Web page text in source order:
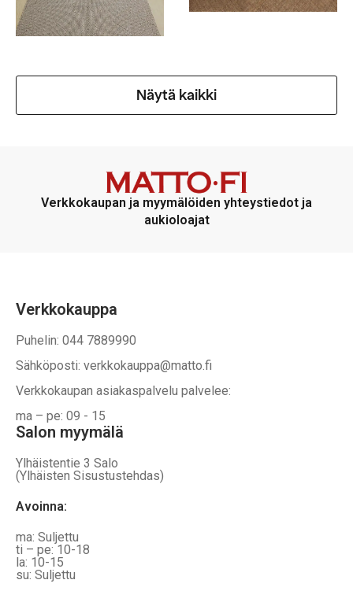
Näytä kaikki
Verkkokaupan ja myymälöiden yhteystiedot ja
aukioloajat
Verkkokauppa
Puhelin: 044 7889990
Sähköposti: verkkokauppa@matto.fi
Verkkokaupan asiakaspalvelu palvelee:
ma – pe: 09 - 15
Salon myymälä
Ylhäistentie 3 Salo
(Ylhäisten Sisustustehdas)
Avoinna:
ma: Suljettu
ti – pe: 10-18
la: 10-15
su: Suljettu